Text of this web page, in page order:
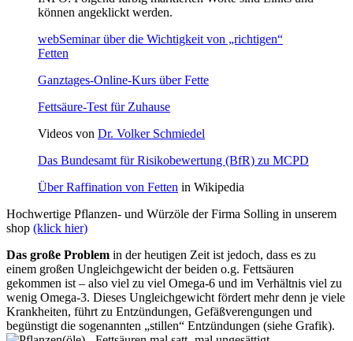
können angeklickt werden.
webSeminar über die Wichtigkeit von „richtigen“
Fetten
Ganztages-Online-Kurs über Fette
Fettsäure-Test für Zuhause
Videos von Dr. Volker Schmiedel
Das Bundesamt für Risikobewertung (BfR) zu MCPD
Über Raffination von Fetten in Wikipedia
Hochwertige Pflanzen- und Würzöle der Firma Solling in unserem
shop (klick hier)
Das große Problem in der heutigen Zeit ist jedoch, dass es zu
einem großen Ungleichgewicht der beiden o.g. Fettsäuren
gekommen ist – also viel zu viel Omega-6 und im Verhältnis viel zu
wenig Omega-3. Dieses Ungleichgewicht fördert mehr denn je viele
Krankheiten, führt zu Entzündungen, Gefäßverengungen und
begünstigt die sogenannten „stillen“ Entzündungen (siehe Grafik).